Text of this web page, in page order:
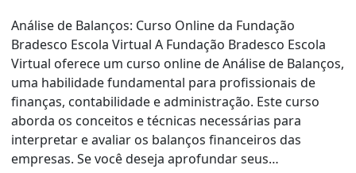
Análise de Balanços: Curso Online da Fundação
Bradesco Escola Virtual A Fundação Bradesco Escola
Virtual oferece um curso online de Análise de Balanços,
uma habilidade fundamental para profissionais de
finanças, contabilidade e administração. Este curso
aborda os conceitos e técnicas necessárias para
interpretar e avaliar os balanços financeiros das
empresas. Se você deseja aprofundar seus…